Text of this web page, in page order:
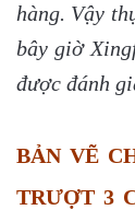
hàng. Vậy
bây giờ
được đánh
BẢN VẼ
TRƯỢT 3